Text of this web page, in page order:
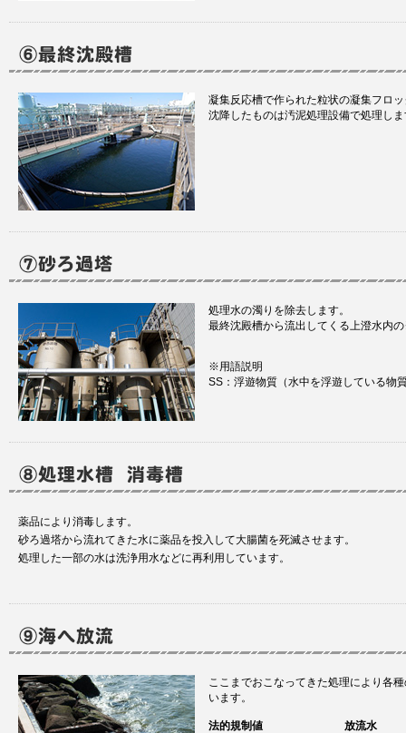
凝集反応槽で作られた粒状の凝集フロ
沈降したものは汚泥処理設備で処理し
処理水の濁りを除去します。
最終沈殿槽から流出してくる上澄水内
※用語説明
SS：浮遊物質（水中を浮遊している物
薬品により消毒します。
砂ろ過塔から流れてきた水に薬品を投入して大腸菌を死滅させます。
処理した一部の水は洗浄用水などに再利用しています。
ここまでおこなってきた処理により各
います。
法的規制値
放流水